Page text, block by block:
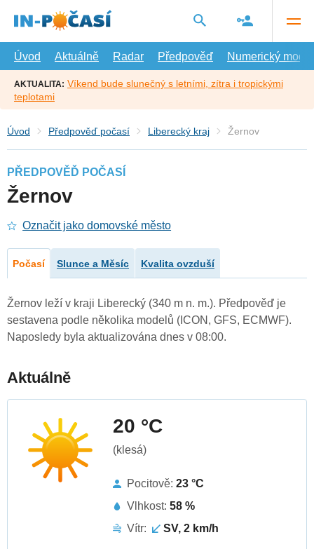
hlavní
Úvod
Aktuálně Radar Předpověď Numerický model
AKTUALITA: Víkend bude slunečný s letními, zítra i tropickými
teplotami
Úvod Předpověď počasí Liberecký kraj Žernov
PŘEDPOVĚĎ POČASÍ
Žernov
Označit jako domovské město
Počasí Slunce a Měsíc Kvalita ovzduší
Žernov leží v kraji Liberecký (340 m n. m.). Předpověď je
sestavena podle několika modelů (ICON, GFS, ECMWF).
Naposledy byla aktualizována dnes v 08:00.
Aktuálně
20 °C
(klesá)
Pocitově: 23 °C
Vlhkost: 58 %
Vítr:
SV, 2 km/h